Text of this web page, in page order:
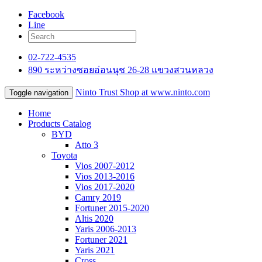
Facebook
Line
02-722-4535
890 ระหว่างซอยอ่อนนุช 26-28 แขวงสวนหลวง
Toggle navigation Ninto Trust Shop at www.ninto.com
Home
Products Catalog
BYD
Atto 3
Toyota
Vios 2007-2012
Vios 2013-2016
Vios 2017-2020
Camry 2019
Fortuner 2015-2020
Altis 2020
Yaris 2006-2013
Fortuner 2021
Yaris 2021